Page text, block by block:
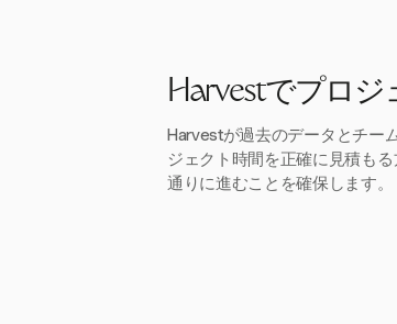
Harvestでプロジ
Harvestが過去のデータとチー
ジェクト時間を正確に見積も
通りに進むことを確保します。